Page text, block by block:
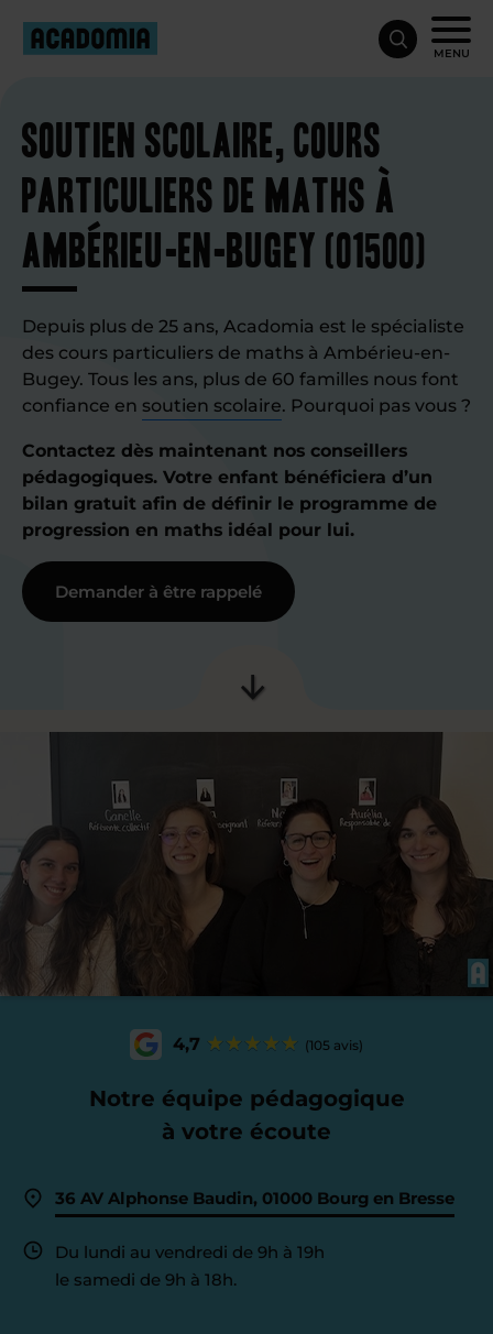
MENU
Soutien scolaire, cours
particuliers de maths à
Ambérieu-en-Bugey (01500)
Depuis plus de 25 ans, Acadomia est le spécialiste
des cours particuliers de maths à Ambérieu-en-
Bugey. Tous les ans, plus de 60 familles nous font
confiance en soutien scolaire. Pourquoi pas vous ?
Contactez dès maintenant nos conseillers
pédagogiques. Votre enfant bénéficiera d’un
bilan gratuit afin de définir le programme de
progression en maths idéal pour lui.
Demander à être rappelé
4,7 (105 avis)
Notre équipe pédagogique
à votre écoute
36 AV Alphonse Baudin, 01000 Bourg en Bresse
Du lundi au vendredi de 9h à 19h
le samedi de 9h à 18h.